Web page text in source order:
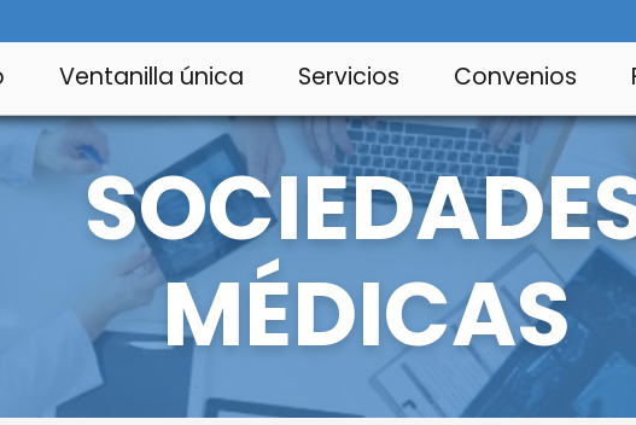
Ventanilla única Servicios Convenios
MÉDICAS